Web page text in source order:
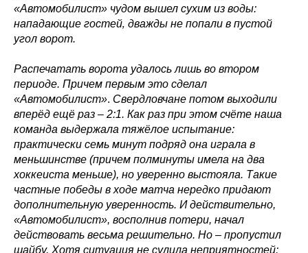
«Автомобилист» чудом вышел сухим из воды:
нападающие гостей‚ дважды не попали в пустой
угол ворот.
Распечатать ворота удалось лишь во втором
периоде. Причем первым это сделал
«Автомобилист». Свердловчане потом выходили
вперёд ещё раз – 2:1. Как раз при этом счёте наша
команда выдержала тяжёлое испытание:
практически семь минут подряд она играла в
меньшинстве (причем полминуты имела на два
хоккеиста меньше), но уверенно выстояла. Такие
частные победы в ходе матча нередко придают
дополнительную уверенность. И действительно,
«Автомобилист», восполнив потери, начал
действовать весьма решительно. Но – пропустил
шайбу. Хотя ситуация не сулила неприятностей: